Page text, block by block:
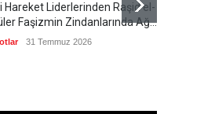
Hareket Liderlerinden Raşid el-
Faşizmin Zindanlarında Ağır
31 Temmuz 2026